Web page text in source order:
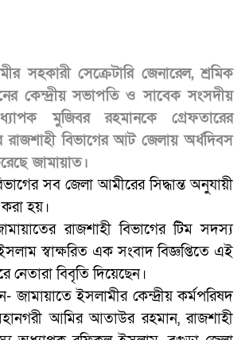
সহকারী সেক্রেটারি জেনারেল, শ্রমিক
কেন্দ্রীয় সভাপতি ও সাবেক সংসদীয়
মুজিবর রহমানকে গ্রেফতারের
রাজশাহী বিভাগের আট জেলায় অর্ধদিবস
জামায়াত।
সব জেলা আমীরের সিদ্ধান্ত অনুযায়ী
হয়।
রাজশাহী বিভাগের টিম সদস্য
স্বাক্ষরিত এক সংবাদ বিজ্ঞপ্তিতে এই
বিবৃতি দিয়েছেন।
জামায়াতে ইসলামীর কেন্দ্রীয় কর্মপরিষদ
আমির আতাউর রহমান, রাজশাহী